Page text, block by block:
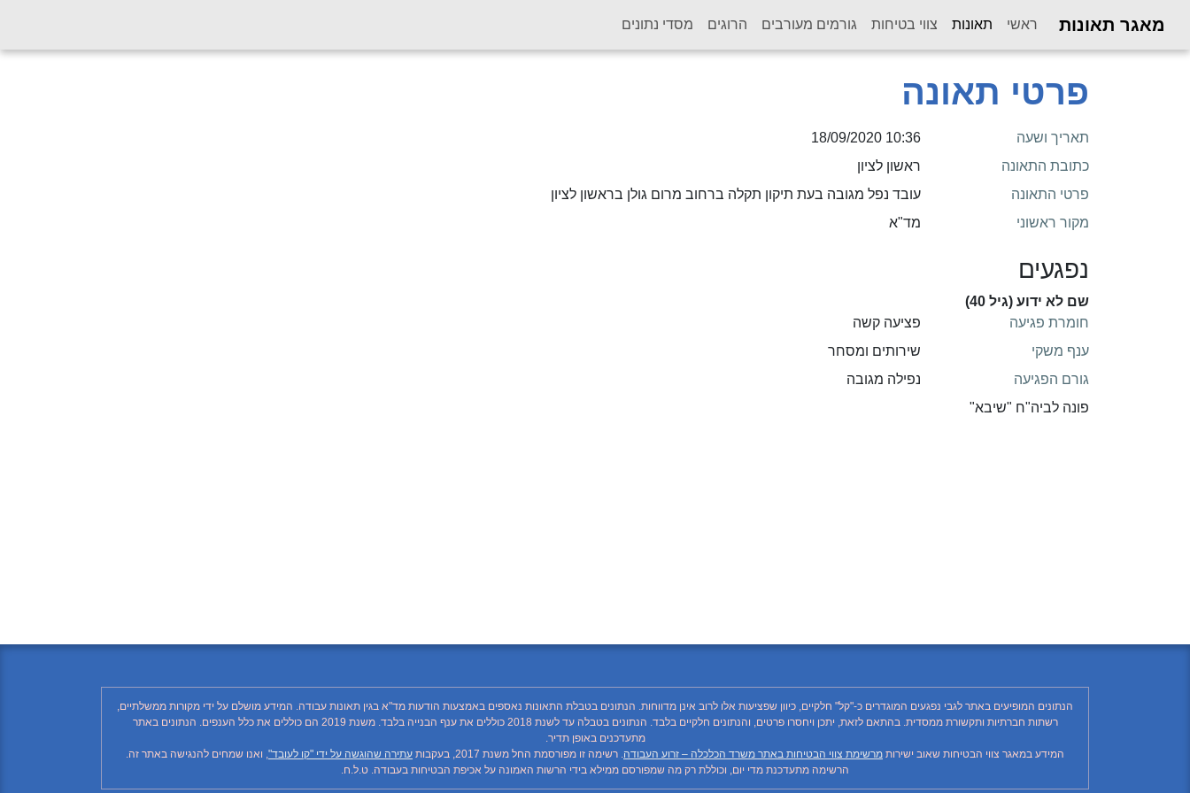
מאגר תאונות ראשי תאונות
(current) צווי בטיחות גורמים מעורבים הרוגים מסדי נתונים
פרטי תאונה
תאריך ושעה
10:36 18/09/2020
כתובת התאונה
ראשון לציון
פרטי התאונה
עובד נפל מגובה בעת תיקון תקלה ברחוב מרום גולן בראשון לציון
מקור ראשוני
מד"א
נפגעים
שם לא ידוע (גיל 40)
חומרת פגיעה
פציעה קשה
ענף משקי
שירותים ומסחר
גורם הפגיעה
נפילה מגובה
פונה לביה"ח "שיבא"
הנתונים המופיעים באתר לגבי נפגעים המוגדרים כ-"קל" חלקיים, כיוון שפציעות אלו לרוב אינן מדווחות. הנתונים בטבלת התאונות נאספים באמצעות הודעות מד"א בגין תאונות עבודה. המידע מושלם על ידי מקורות ממשלתיים,
רשתות חברתיות ותקשורת ממסדית. בהתאם לזאת, יתכן ויחסרו פרטים, והנתונים חלקיים בלבד. הנתונים בטבלה עד לשנת 2018 כוללים את ענף הבנייה בלבד. משנת 2019 הם כוללים את כלל הענפים. הנתונים באתר
מתעדכנים באופן תדיר.
המידע במאגר צווי הבטיחות שאוב ישירות מרשימת צווי הבטיחות באתר משרד הכלכלה – זרוע העבודה. רשימה זו מפורסמת החל משנת 2017, בעקבות עתירה שהוגשה על ידי "קו לעובד", ואנו שמחים להנגישה באתר זה.
הרשימה מתעדכנת מדי יום, וכוללת רק מה שמפורסם ממילא בידי הרשות האמונה על אכיפת הבטיחות בעבודה. ט.ל.ח.